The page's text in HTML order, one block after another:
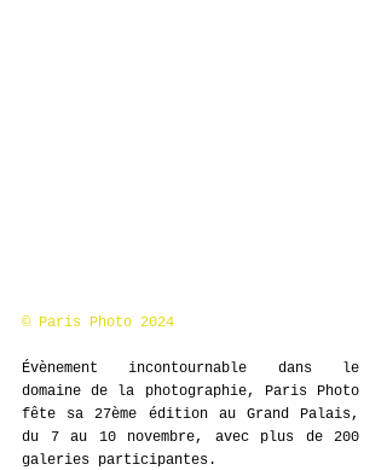
© Paris Photo 2024
Évènement incontournable dans le
domaine de la photographie, Paris Photo
fête sa 27ème édition au Grand Palais,
du 7 au 10 novembre, avec plus de 200
galeries participantes.